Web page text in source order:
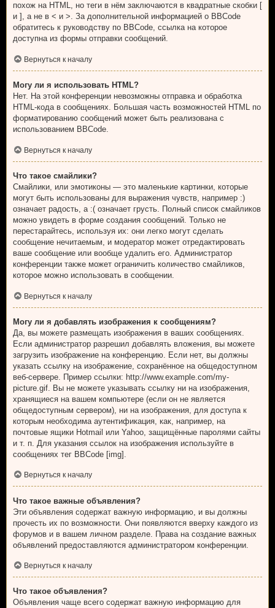
похож на HTML, но теги в нём заключаются в квадратные скобки [
и ], а не в < и >. За дополнительной информацией о BBCode
обратитесь к руководству по BBCode, ссылка на которое
доступна из формы отправки сообщений.
Вернуться к началу
Могу ли я использовать HTML?
Нет. На этой конференции невозможны отправка и обработка
HTML-кода в сообщениях. Большая часть возможностей HTML по
форматированию сообщений может быть реализована с
использованием BBCode.
Вернуться к началу
Что такое смайлики?
Смайлики, или эмотиконы — это маленькие картинки, которые
могут быть использованы для выражения чувств, например :)
означает радость, а :( означает грусть. Полный список смайликов
можно увидеть в форме создания сообщений. Только не
перестарайтесь, используя их: они легко могут сделать
сообщение нечитаемым, и модератор может отредактировать
ваше сообщение или вообще удалить его. Администратор
конференции также может ограничить количество смайликов,
которое можно использовать в сообщении.
Вернуться к началу
Могу ли я добавлять изображения к сообщениям?
Да, вы можете размещать изображения в ваших сообщениях.
Если администратор разрешил добавлять вложения, вы можете
загрузить изображение на конференцию. Если нет, вы должны
указать ссылку на изображение, сохранённое на общедоступном
веб-сервере. Пример ссылки: http://www.example.com/my-
picture.gif. Вы не можете указывать ссылку ни на изображения,
хранящиеся на вашем компьютере (если он не является
общедоступным сервером), ни на изображения, для доступа к
которым необходима аутентификация, как, например, на
почтовые ящики Hotmail или Yahoo, защищённые паролями сайты
и т. п. Для указания ссылок на изображения используйте в
сообщениях тег BBCode [img].
Вернуться к началу
Что такое важные объявления?
Эти объявления содержат важную информацию, и вы должны
прочесть их по возможности. Они появляются вверху каждого из
форумов и в вашем личном разделе. Права на создание важных
объявлений предоставляются администратором конференции.
Вернуться к началу
Что такое объявления?
Объявления чаще всего содержат важную информацию для